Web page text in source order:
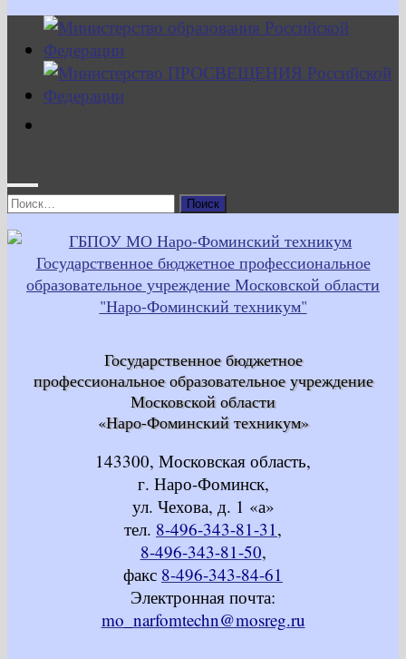
Найти:
Государственное бюджетное
профессиональное образовательное учреждение
Московской области
«Наро-Фоминский техникум»
143300, Московская область,
г. Наро-Фоминск,
ул. Чехова, д. 1 «а»
тел. 8-496-343-81-31,
8-496-343-81-50,
факс 8-496-343-84-61
Электронная почта:
mo_narfomtechn@mosreg.ru